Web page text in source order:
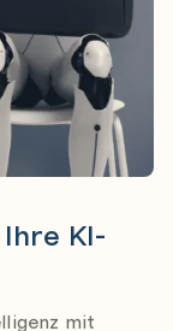
KI-
mit